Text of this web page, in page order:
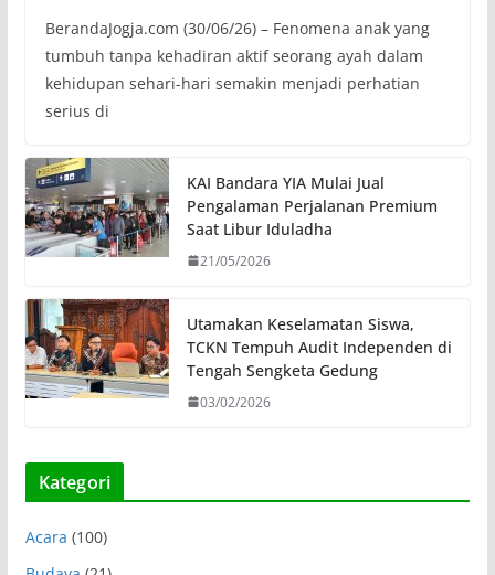
BerandaJogja.com (30/06/26) – Fenomena anak yang
tumbuh tanpa kehadiran aktif seorang ayah dalam
kehidupan sehari-hari semakin menjadi perhatian
serius di
KAI Bandara YIA Mulai Jual
Pengalaman Perjalanan Premium
Saat Libur Iduladha
21/05/2026
Utamakan Keselamatan Siswa,
TCKN Tempuh Audit Independen di
Tengah Sengketa Gedung
03/02/2026
Kategori
Acara (100)